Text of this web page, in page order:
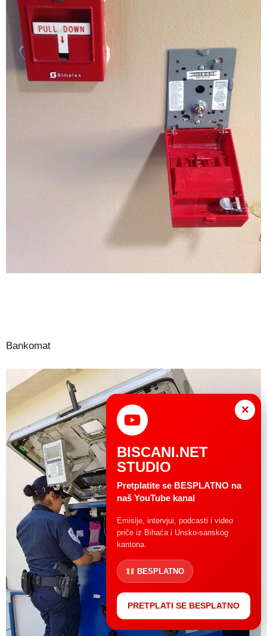
Bankomat
×
BISCANI.NET
STUDIO
Pretplatite se BESPLATNO na
naš YouTube kanal
Emisije, intervjui, podcasti i video
priče iz Bihaća i Unsko-sanskog
kantona.
BESPLATNO
PRETPLATI SE BESPLATNO